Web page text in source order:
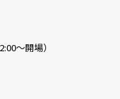
〜開場）